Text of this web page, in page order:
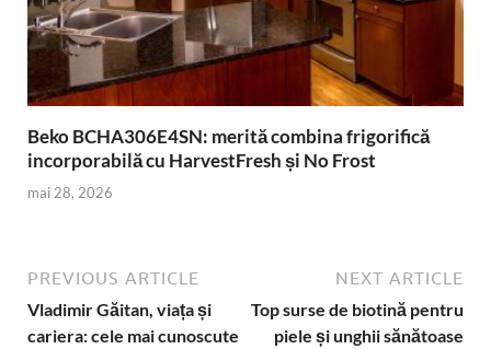
Beko BCHA306E4SN: merită combina frigorifică
incorporabilă cu HarvestFresh și No Frost
mai 28, 2026
PREVIOUS ARTICLE
Vladimir Găitan, viața și
cariera: cele mai cunoscute
NEXT ARTICLE
Top surse de biotină pentru
piele și unghii sănătoase